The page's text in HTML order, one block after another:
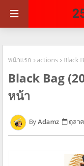
หน้าแรก actions Black
Black Bag
หน้า
Adamz ตุลา